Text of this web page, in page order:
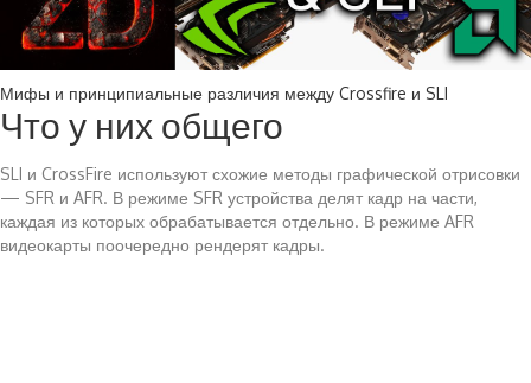
Мифы и принципиальные различия между Crossfire и SLI
Что у них общего
SLI и CrossFire используют схожие методы графической отрисовки
— SFR и AFR. В режиме SFR устройства делят кадр на части,
каждая из которых обрабатывается отдельно. В режиме AFR
видеокарты поочередно рендерят кадры.